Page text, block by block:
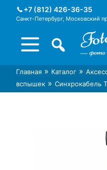
+7 (812) 426-36-35
Санкт-Петербург, Московский
Foto-
Главная » Каталог »
вспышек » Синхрокабель